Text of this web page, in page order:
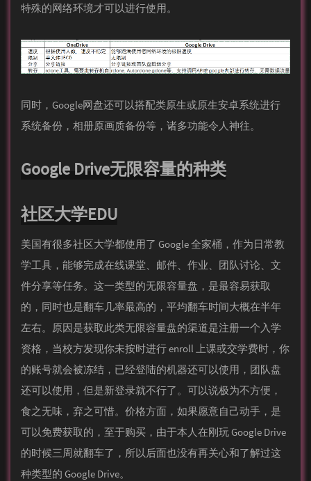
特殊的网络环境才可以进行使用。
同时，Google网盘还可以搭配类原生或原生安卓系统进行
系统备份，相册原画质备份等，诸多功能令人神往。
Google Drive无限容量的种类
社区大学EDU
美国有很多社区大学都使用了 Google 全家桶，作为日常教
学工具，能够完成在线课堂、邮件、作业、团队讨论、文
件分享等任务。这一类型的无限容量盘，是最容易获取
的，同时也是翻车几率最高的，平均翻车时间大概在半年
左右。原因是获取此类无限容量盘的渠道是注册一个入学
资格，当校方发现你未按时进行 en­roll 上课或交学费时，你
的账号就会被冻结，已经登陆的机器还可以使用，团队盘
还可以使用，但是新登录就不行了。可以说极为不方便，
食之无味，弃之可惜。价格方面，如果愿意自己动手，是
可以免费获取的，至于购买，由于本人在刚玩 Google Drive
的时候三周就翻车了，所以后面也没有再关心和了解过这
种类型的 Google Drive。